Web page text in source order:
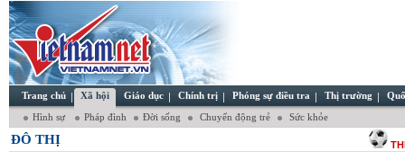
Trang chủ Xã hội Giáo dục Chính trị Phóng sự điều tra Thị trường
Hình sự Pháp đình Đời sống Chuyển động trẻ Sức khỏe
ĐÔ THỊ